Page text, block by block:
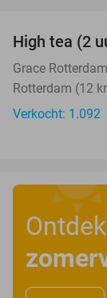
High tea (2
Grace Rotterdam
Rotterdam (12
Verkocht: 1.092